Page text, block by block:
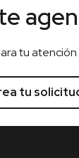
tu
tu